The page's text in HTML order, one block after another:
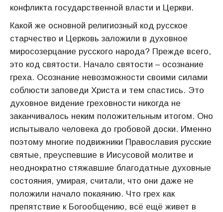
конфликта государственной власти и Церкви.
Какой же основной религиозный код русское
старчество и Церковь заложили в духовное
миросозерцание русского народа? Прежде всего,
это код святости. Начало святости – осознание
греха. Осознание невозможности своими силами
соблюсти заповеди Христа и тем спастись. Это
духовное видение гре­ховности никогда не
заканчивалось неким положительным итогом. Оно
испытывало человека до гробовой доски. Именно
поэтому многие подвижники Православия русские
святые, преуспевшие в Иисусовой молитве и
неоднократно стяжавшие благодатные духовные
состояния, умирая, считали, что они даже не
положили начало покаянию. Что грех как
препятствие к Богообщению, всё ещё живет в